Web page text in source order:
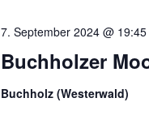
Buchholzer
7. September 2024 @ 19:45
Buchholz (Westerwald)